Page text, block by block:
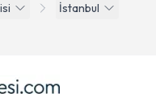
İstanbul